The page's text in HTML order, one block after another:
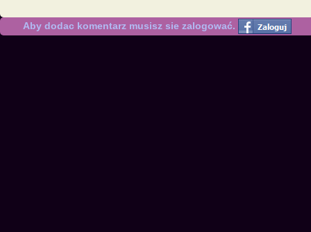
Aby dodac komentarz musisz sie zalogować.